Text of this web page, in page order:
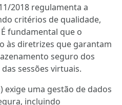
2018 regulamenta a
critérios de qualidade,
fundamental que o
às diretrizes que garantam
seguro dos
sessões virtuais.
exige uma gestão de dados
incluindo